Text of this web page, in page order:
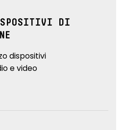
DI
dispositivi
e video